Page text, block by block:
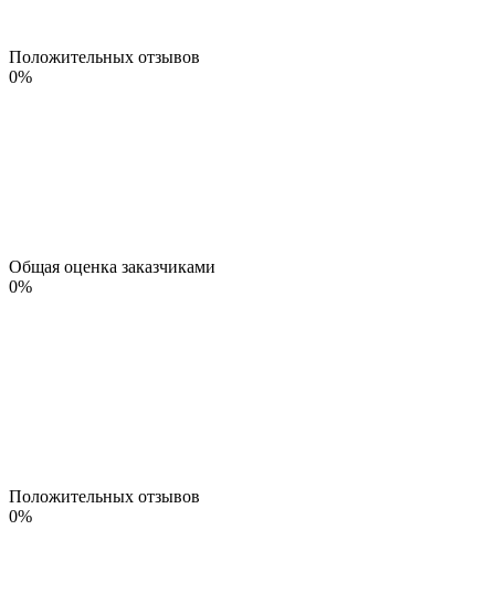
Положительных отзывов
0%
Общая оценка заказчиками
0%
Положительных отзывов
0%